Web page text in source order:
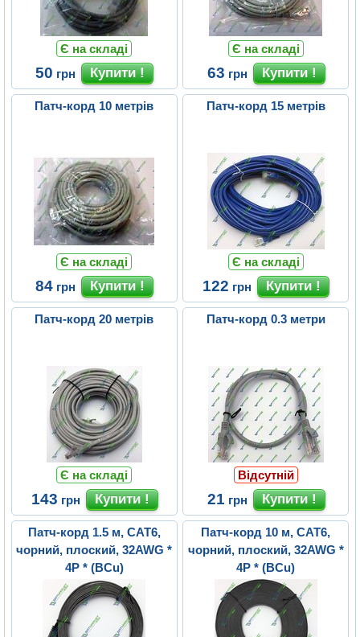
Є на складі
50 грн
Є на складі
63 грн
Патч-корд 10 метрів
Є на складі
84 грн
Патч-корд 15 метрів
Є на складі
122 грн
Патч-корд 20 метрів
Є на складі
143 грн
Патч-корд 0.3 метри
Відсутній
21 грн
Патч-корд 1.5 м, CAT6,
чорний, плоский, 32AWG *
4P * (BCu)
Патч-корд 10 м, CAT6,
чорний, плоский, 32AWG *
4P * (BCu)